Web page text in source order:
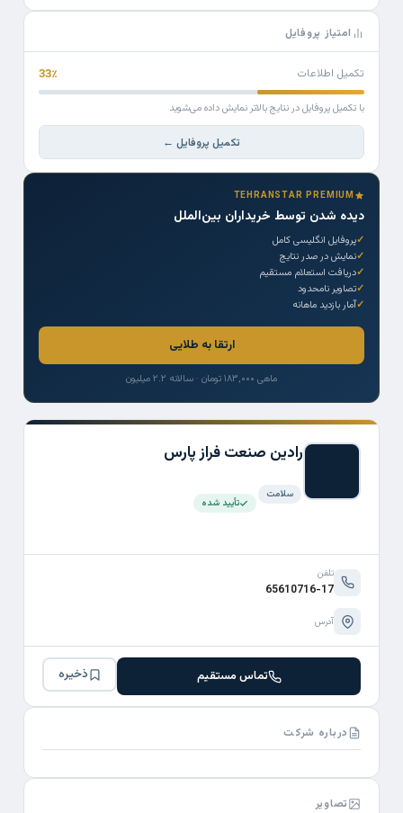
رادین صنعت فراز پارس
سلامت
تأیید شده
تلفن
65610716-17
آدرس
تماس مستقیم ذخیره
درباره شرکت
تصاویر
امتیاز پروفایل
تکمیل اطلاعات 33٪
با تکمیل پروفایل در نتایج بالاتر نمایش داده می‌شوید
تکمیل پروفایل ←
TEHRANSTAR PREMIUM
دیده شدن توسط خریداران بین‌الملل
پروفایل انگلیسی کامل
نمایش در صدر نتایج
دریافت استعلام مستقیم
تصاویر نامحدود
آمار بازدید ماهانه
ارتقا به طلایی
ماهی ۱۸۳,۰۰۰ تومان · سالانه ۲.۲ میلیون